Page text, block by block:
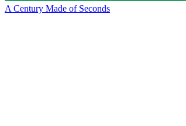
A Century Made of Seconds